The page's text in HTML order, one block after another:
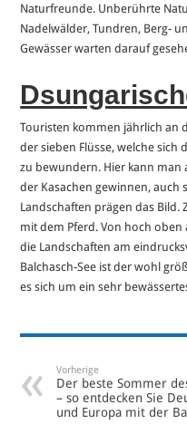
Naturfreunde. Unberührte
Nadelwälder, Tundren, Berg-
Gewässer warten darauf
Touristen kommen jährlich an
der sieben Flüsse, welche sich
zu bewundern. Hier kann man
der Kasachen gewinnen,
Landschaften prägen das
mit dem Pferd. Von hoch oben
die Landschaften am
Balchasch-See ist der wohl
es sich um ein sehr
Vorherige
Der beste Sommer
– so entdecken Sie
und Europa mit der